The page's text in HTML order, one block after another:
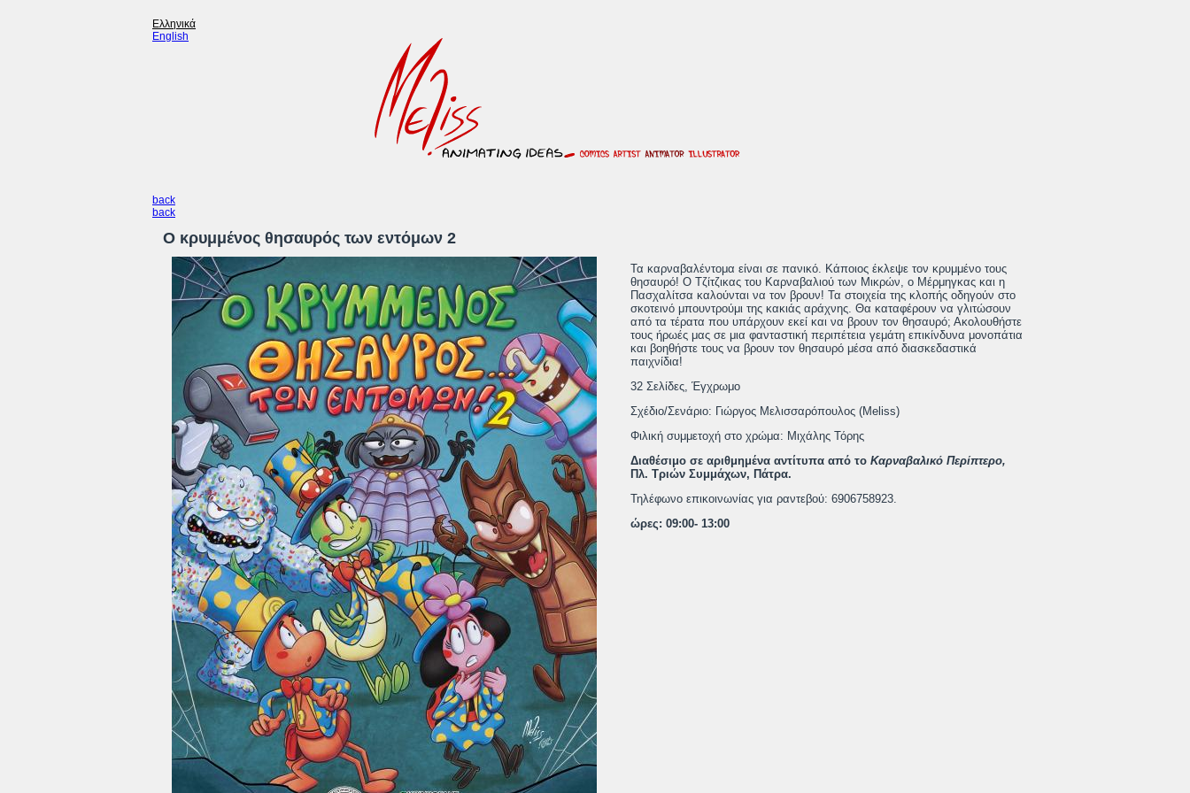
Ελληνικά
English
back
back
Ο κρυμμένος θησαυρός των εντόμων 2
Τα καρναβαλέντομα είναι σε πανικό. Κάποιος έκλεψε τον κρυμμένο τους
θησαυρό! Ο Τζίτζικας του Καρναβαλιού των Μικρών, ο Μέρμηγκας και η
Πασχαλίτσα καλούνται να τον βρουν! Τα στοιχεία της κλοπής οδηγούν στο
σκοτεινό μπουντρούμι της κακιάς αράχνης. Θα καταφέρουν να γλιτώσουν
από τα τέρατα που υπάρχουν εκεί και να βρουν τον θησαυρό; Ακολουθήστε
τους ήρωές μας σε μια φανταστική περιπέτεια γεμάτη επικίνδυνα μονοπάτια
και βοηθήστε τους να βρουν τον θησαυρό μέσα από διασκεδαστικά
παιχνίδια!
32 Σελίδες, Έγχρωμο
Σχέδιο/Σενάριο: Γιώργος Μελισσαρόπουλος (Meliss)
Φιλική συμμετοχή στο χρώμα: Μιχάλης Τόρης
Διαθέσιμο σε αριθμημένα αντίτυπα από το Καρναβαλικό Περίπτερο,
Πλ. Τριών Συμμάχων, Πάτρα.
Τηλέφωνο επικοινωνίας για ραντεβού: 6906758923.
ώρες: 09:00- 13:00